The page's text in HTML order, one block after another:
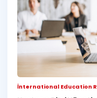
İnternational Education